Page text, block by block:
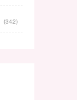
(342)